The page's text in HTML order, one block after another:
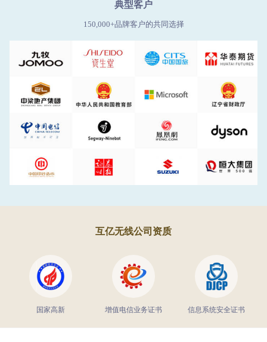
典型客户
150,000+品牌客户的共同选择
互亿无线公司资质
国家高新 增值电信业务证书 信息系统安全证书